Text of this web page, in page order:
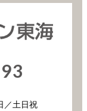
／土日祝